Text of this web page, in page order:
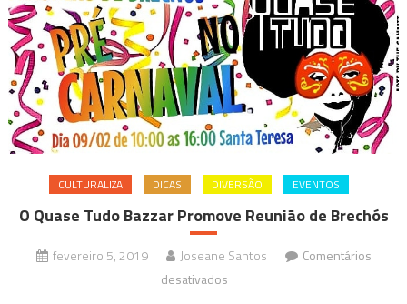
CULTURALIZA DICAS DIVERSÃO EVENTOS
O Quase Tudo Bazzar Promove Reunião de Brechós
fevereiro 5, 2019 Joseane Santos
Comentários
desativados